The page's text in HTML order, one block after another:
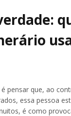
pensar que, ao
essa pessoa
é como